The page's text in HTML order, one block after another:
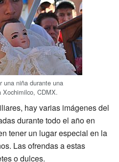
una niña durante una
Xochimilco, CDMX.
hay varias imágenes del
durante todo el año en
tener un lugar especial en la
Las ofrendas a estas
o dulces.